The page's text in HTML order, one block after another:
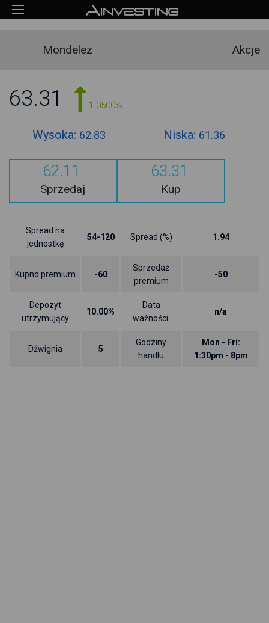
Mondelez Akcje
63.31 1.0500%
Wysoka: 62.83 Niska: 61.36
62.11
Sprzedaj
63.31
Kup
Spread na
jednostkę
54-120 Spread (%) 1.94
Kupno premium -60
Sprzedaż
premium
-50
Depozyt
utrzymujący
10.00%
Data
ważności:
n/a
Dźwignia 5
Godziny
handlu
Mon - Fri:
1:30pm - 8pm